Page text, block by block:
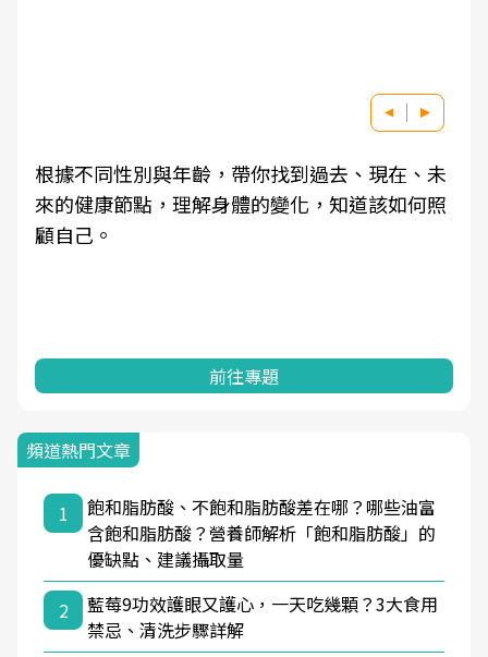
根據不同性別與年齡，帶你找到過去、現在、未
來的健康節點，理解身體的變化，知道該如何照
顧自己。
前往專題
頻道熱門文章
1
飽和脂肪酸、不飽和脂肪酸差在哪？哪些油富
含飽和脂肪酸？營養師解析「飽和脂肪酸」的
優缺點、建議攝取量
2
藍莓9功效護眼又護心，一天吃幾顆？3大食用
禁忌、清洗步驟詳解